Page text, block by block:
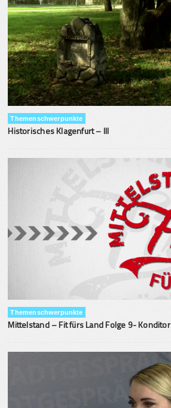
Themenschwerpunkte
Historisches Klagenfurt – III
Themenschwerpunkte
Mittelstand – Fit fürs Land Folge 9- Konditor